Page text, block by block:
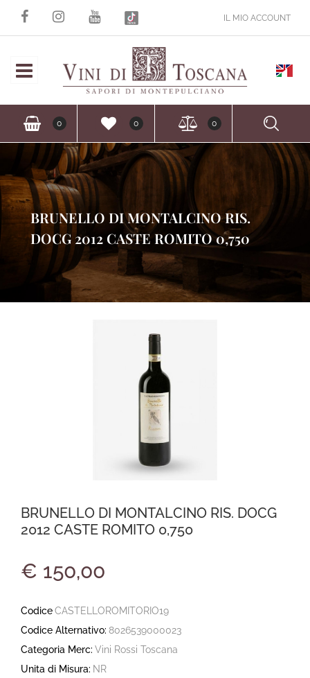
IL MIO ACCOUNT
0 0 0
BRUNELLO DI MONTALCINO RIS.
DOCG 2012 CASTE ROMITO 0,750
BRUNELLO DI MONTALCINO RIS. DOCG
2012 CASTE ROMITO 0,750
€ 150,00
CodiceCASTELLOROMITORIO19
Codice Alternativo: 8026539000023
Categoria Merc: Vini Rossi Toscana
Unita di Misura: NR